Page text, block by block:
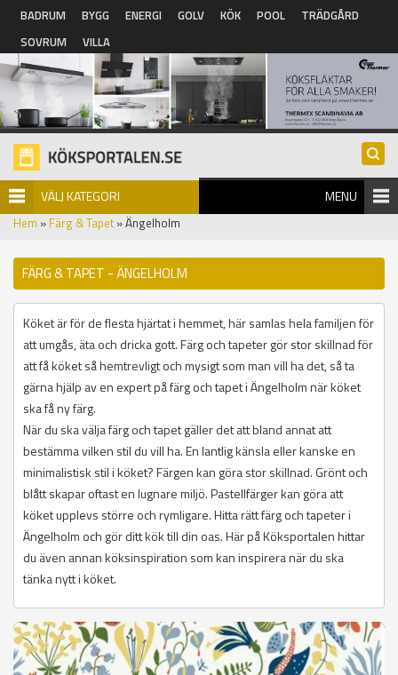
Hoppa till huvudinnehåll
BADRUM BYGG ENERGI GOLV KÖK POOL
TRÄDGÅRD
SOVRUM
VILLA
VÄLJ KATEGORI MENU
Hem » Färg & Tapet» Ängelholm
FÄRG & TAPET - ÄNGELHOLM
Köket är för de flesta hjärtat i hemmet, här samlas hela familjen för
att umgås, äta och dricka gott. Färg och tapeter gör stor skillnad för
att få köket så hemtrevligt och mysigt som man vill ha det, så ta
gärna hjälp av en expert på färg och tapet i Ängelholm när köket
ska få ny färg.
När du ska välja färg och tapet gäller det att bland annat att
bestämma vilken stil du vill ha. En lantlig känsla eller kanske en
minimalistisk stil i köket? Färgen kan göra stor skillnad. Grönt och
blått skapar oftast en lugnare miljö. Pastellfärger kan göra att
köket upplevs större och rymligare. Hitta rätt färg och tapeter i
Ängelholm och gör ditt kök till din oas. Här på Köksportalen hittar
du även annan köksinspiration som kan inspirera när du ska
tänka nytt i köket.